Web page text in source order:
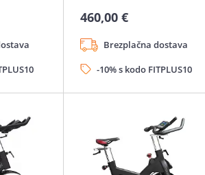
460,00 €
Brezplačna dostava
-10% s kodo FITPLUS10